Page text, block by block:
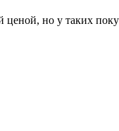
ценой, но у таких